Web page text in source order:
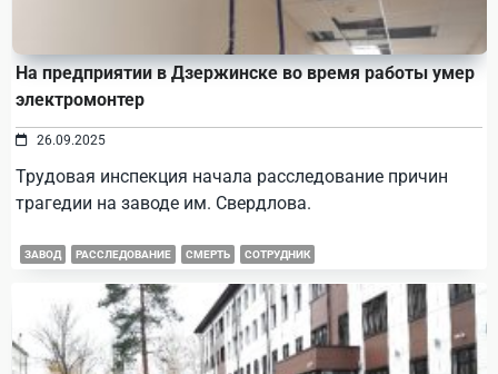
На предприятии в Дзержинске во время работы умер
электромонтер
26.09.2025
Трудовая инспекция начала расследование причин
трагедии на заводе им. Свердлова.
ЗАВОД РАССЛЕДОВАНИЕ СМЕРТЬ СОТРУДНИК